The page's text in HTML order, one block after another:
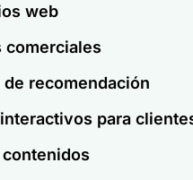
web
comerciales
recomendación
para